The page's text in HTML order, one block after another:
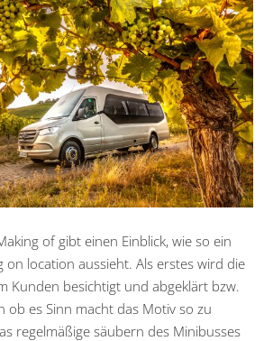
of gibt einen Einblick, wie so ein
on location aussieht. Als erstes wird die
Kunden besichtigt und abgeklärt bzw.
ob es Sinn macht das Motiv so zu
regelmäßige säubern des Minibusses